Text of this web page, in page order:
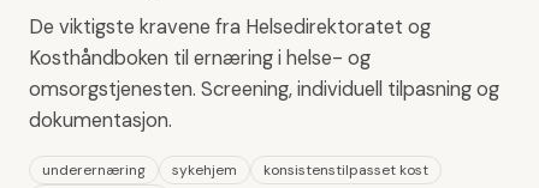
De viktigste kravene fra Helsedirektoratet og
Kosthåndboken til ernæring i helse- og
omsorgstjenesten. Screening, individuell tilpasning og
dokumentasjon.
underernæring sykehjem
konsistenstilpasset kost